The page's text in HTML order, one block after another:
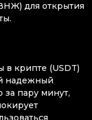
для открытия
в крипте (USDT)
надежный
за пару минут,